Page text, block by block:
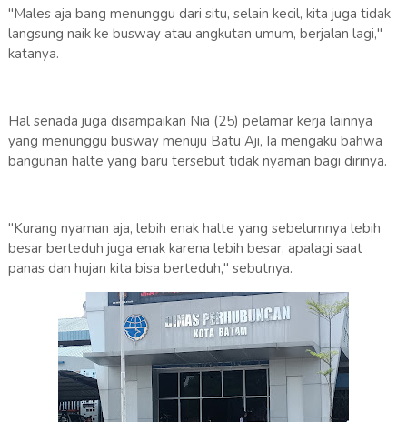
"Males aja bang menunggu dari situ, selain kecil, kita juga tidak
langsung naik ke busway atau angkutan umum, berjalan lagi,"
katanya.
Hal senada juga disampaikan Nia (25) pelamar kerja lainnya
yang menunggu busway menuju Batu Aji, Ia mengaku bahwa
bangunan halte yang baru tersebut tidak nyaman bagi dirinya.
"Kurang nyaman aja, lebih enak halte yang sebelumnya lebih
besar berteduh juga enak karena lebih besar, apalagi saat
panas dan hujan kita bisa berteduh," sebutnya.